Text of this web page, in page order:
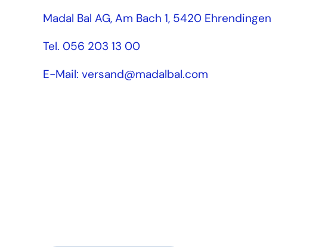
Madal Bal AG, Am Bach 1, 5420 Ehrendingen
Tel. 056 203 13 00
E-Mail: versand@madalbal.com